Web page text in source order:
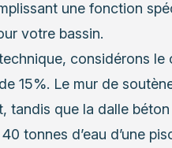
une fonction
votre bassin.
considérons le
15%. Le mur de
tandis que la dalle
tonnes d’eau d’une